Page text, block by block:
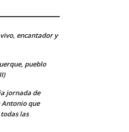
encantador y
pueblo
jornada de
Antonio que
las